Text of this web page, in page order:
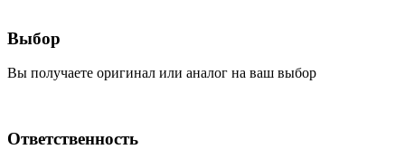
Выбор
Вы получаете оригинал или аналог на ваш выбор
Ответственность